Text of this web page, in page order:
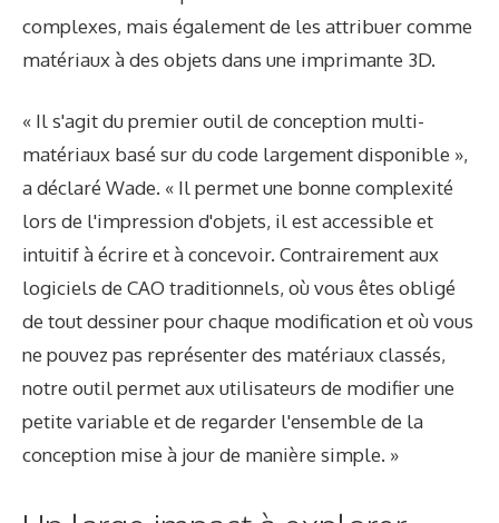
complexes, mais également de les attribuer comme
matériaux à des objets dans une imprimante 3D.
« Il s'agit du premier outil de conception multi-
matériaux basé sur du code largement disponible »,
a déclaré Wade. « Il permet une bonne complexité
lors de l'impression d'objets, il est accessible et
intuitif à écrire et à concevoir. Contrairement aux
logiciels de CAO traditionnels, où vous êtes obligé
de tout dessiner pour chaque modification et où vous
ne pouvez pas représenter des matériaux classés,
notre outil permet aux utilisateurs de modifier une
petite variable et de regarder l'ensemble de la
conception mise à jour de manière simple. »